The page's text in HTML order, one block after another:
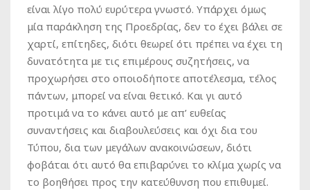
είναι λίγο πολύ ευρύτερα γνωστό. Υπάρχει όμως
μία παράκληση της Προεδρίας, δεν το έχει βάλει σε
χαρτί, επίτηδες, διότι θεωρεί ότι πρέπει να έχει τη
δυνατότητα με τις επιμέρους συζητήσεις, να
προχωρήσει στο οποιοδήποτε αποτέλεσμα, τέλος
πάντων, μπορεί να είναι θετικό. Και γι αυτό
προτιμά να το κάνει αυτό με απ’ ευθείας
συναντήσεις και διαβουλεύσεις και όχι δια του
Τύπου, δια των μεγάλων ανακοινώσεων, διότι
φοβάται ότι αυτό θα επιβαρύνει το κλίμα χωρίς να
το βοηθήσει προς την κατεύθυνση που επιθυμεί.